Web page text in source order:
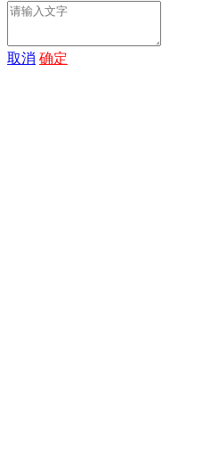
取消 确定